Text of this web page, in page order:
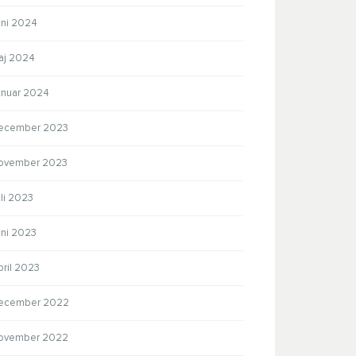
2024
2024
2024
2023
2023
2023
2023
2023
2022
2022